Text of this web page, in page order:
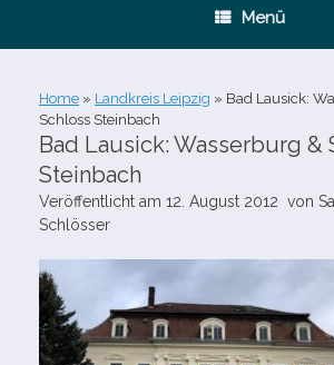
Menü
Home » Landkreis Leipzig » Bad Lausick:
Schloss Steinbach
Bad Lausick: Wasserburg &
Steinbach
Veröffentlicht am 12. August 2012 von
Schlösser